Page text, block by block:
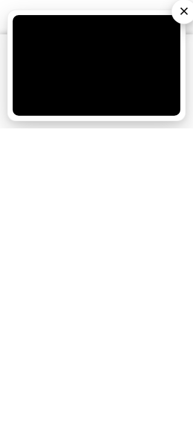
—Расскажите об участии в
большое удовольствие. Это
мероприятие для меня — не
×